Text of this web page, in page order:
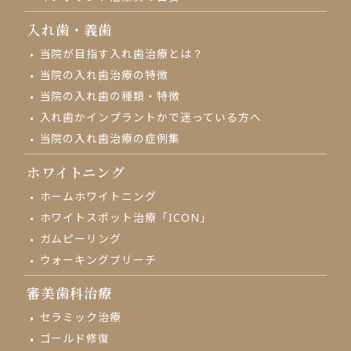
入れ歯・義歯
当院が目指す入れ歯治療とは？
当院の入れ歯治療の特徴
当院の入れ歯の種類・特徴
入れ歯かインプラントかで迷っている方へ
当院の入れ歯治療の症例集
ホワイトニング
ホームホワイトニング
ホワイトスポット治療「ICON」
ガムピーリング
ウォーキングブリーチ
審美歯科治療
セラミック治療
ゴールド修復